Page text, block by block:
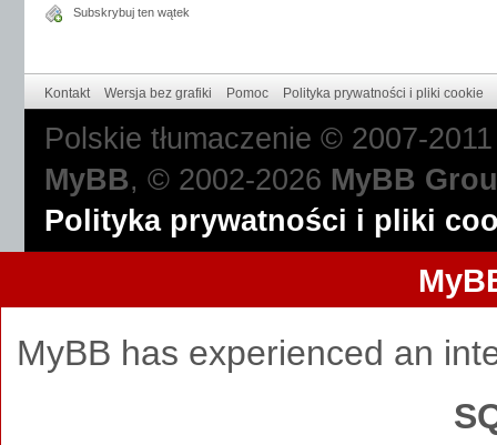
Subskrybuj ten wątek
Kontakt Wersja bez grafiki Pomoc Polityka prywatności i pliki cookie
Polskie tłumaczenie © 2007-
MyBB, © 2002-2026 MyBB
Polityka prywatności i pliki
MyBB has experienced an